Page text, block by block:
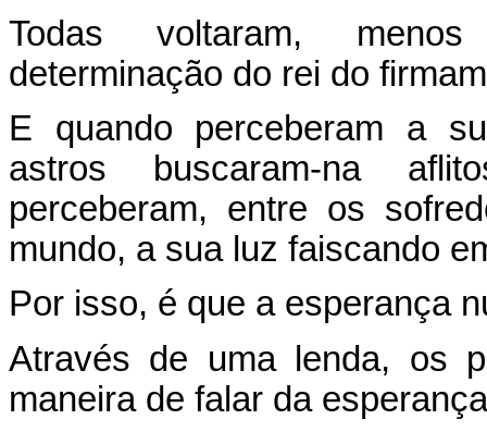
Todas voltaram,
determinação do rei do
E quando perceberam a
astros buscaram-na
perceberam, entre os
mundo, a sua luz faiscando
Por isso, é que a esperança
Através de uma lenda, os
maneira de falar da